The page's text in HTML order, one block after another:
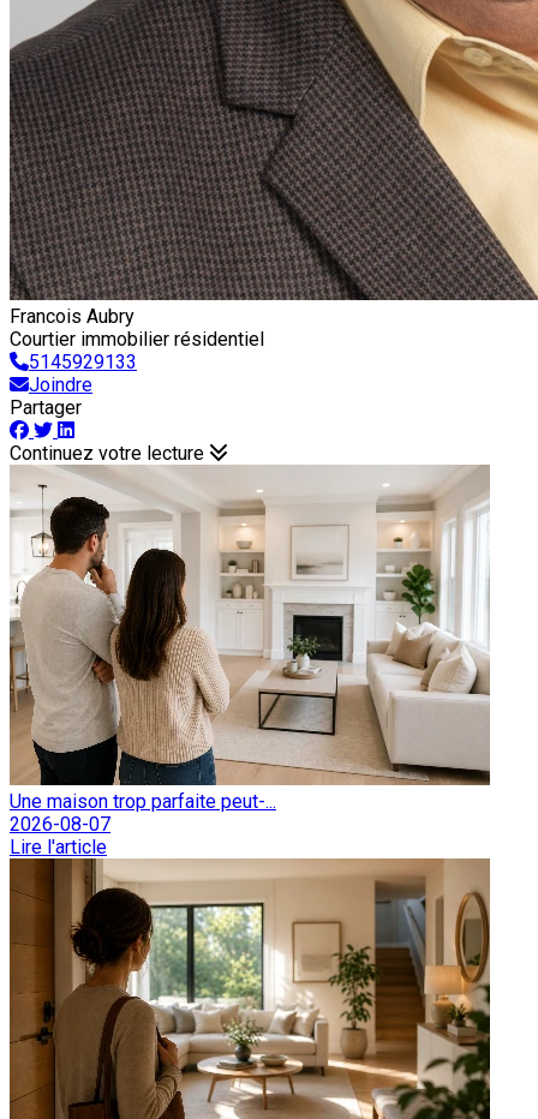
Francois Aubry
Courtier immobilier résidentiel
5145929133
Joindre
Partager
Continuez votre lecture
Une maison trop parfaite peut-...
2026-08-07
Lire l'article